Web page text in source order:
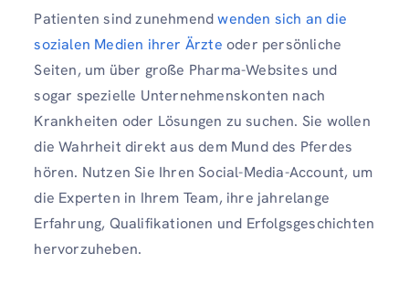
Patienten sind zunehmendwenden sich an die
sozialen Medien ihrer Ärzte oder persönliche
Seiten, um über große Pharma-Websites und
sogar spezielle Unternehmenskonten nach
Krankheiten oder Lösungen zu suchen. Sie wollen
die Wahrheit direkt aus dem Mund des Pferdes
hören. Nutzen Sie Ihren Social-Media-Account, um
die Experten in Ihrem Team, ihre jahrelange
Erfahrung, Qualifikationen und Erfolgsgeschichten
hervorzuheben.